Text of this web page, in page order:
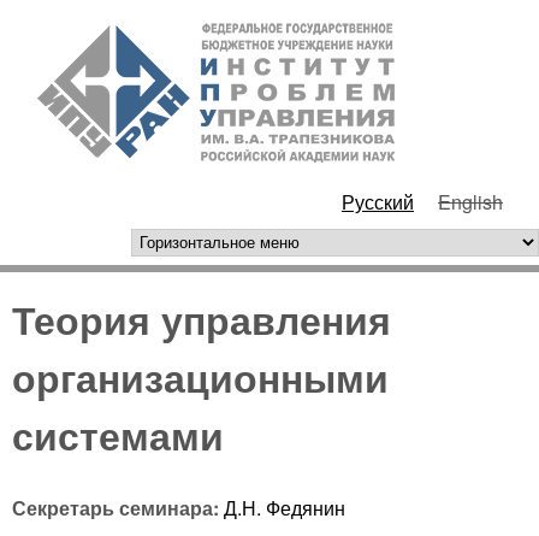
Перейти к основному
содержанию
РАН
Русский English
горизонтальное меню
Теория управления
организационными
системами
Секретарь семинара: Д.Н. Федянин